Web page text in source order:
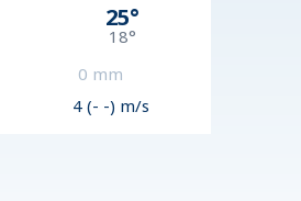
25°
18°
0 mm
4 (- -) m/s